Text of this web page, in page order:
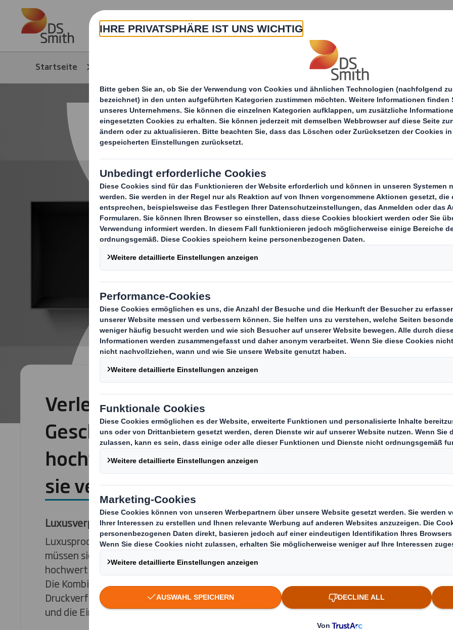
Skip to main content
Über Uns Produkte & Service
Startseite Konsumgüterverpackungen
Veredeln Sie
Verleihen Sie Ihren Luxus- &
Geschenkverpackungen den
hochwertigen Anstrich, den
sie verdienen
Luxusverpackungen
Luxusprodukte verdienen eine exklusive Verpackung. Sie
müssen sicherstellen, dass Ihr Produkt eine innovative,
hochwertige Verpackung bekommt, die Ihre Marke stärkt.
Die Kombination aus besonderen Formen, Farben,
Druckverfahren und Materialien unterstreicht die Wertigkeit
und die Einzigartigkeit des Produkts.
Carousel. Use
Klicken Sie zum